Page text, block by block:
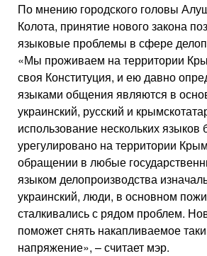
По мнению городского головы
Колота, принятие нового закона
языковые проблемы в сфере
«Мы проживаем на территории
своя Конституция, и ею давно
языками общения являются в
украинский, русский и
использование нескольких
урегулировано на территории
обращении в любые
языком делопроизводства
украинский, люди, в основном
сталкивались с рядом проблем.
поможет снять накапливаемое
напряжение», – считает мэр.